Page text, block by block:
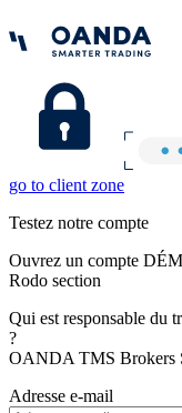
go to client zone
Testez notre compte
Ouvrez un compte
Rodo section
Qui est responsable du
?
OANDA TMS Brokers
Adresse e-mail